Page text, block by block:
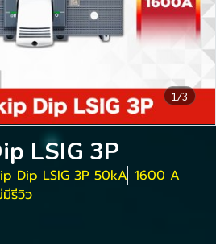
1/3
LSIG 3P
Dip LSIG 3P 50kA 1600 A
รีวิว